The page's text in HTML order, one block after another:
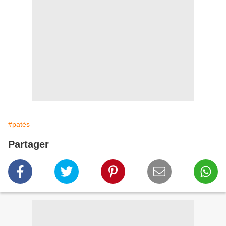
#patés
Partager